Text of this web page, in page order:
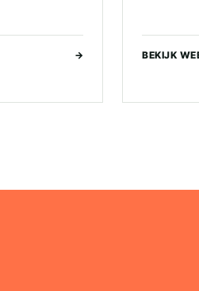
→ BEKIJK